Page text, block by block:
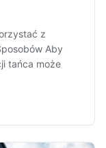
z
Aby
tańca może